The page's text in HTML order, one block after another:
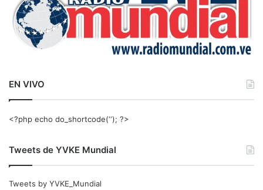
EN VIVO
<?php echo do_shortcode(‘‘); ?>
Tweets de YVKE Mundial
Tweets by YVKE_Mundial